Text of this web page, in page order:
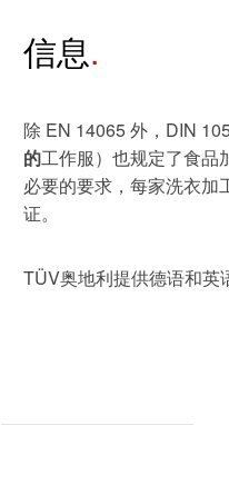
工业
食品
证书验证
TÜV奥地
2025
信息
除 EN 14065 外，DIN
的工作服）也规定了食品
必要的要求，每家洗衣加
证。
TÜV奥地利提供德语和英
平台
申请科学奖